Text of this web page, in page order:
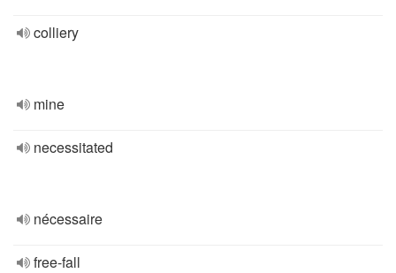
colliery
mine
necessitated
nécessaire
free-fall